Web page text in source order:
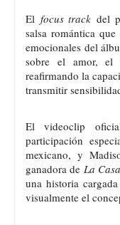
El focus track del
salsa romántica
emocionales del
sobre el amor, el
reafirmando la
transmitir
El videoclip
participación
mexicano, y
ganadora de La
una historia
visualmente el